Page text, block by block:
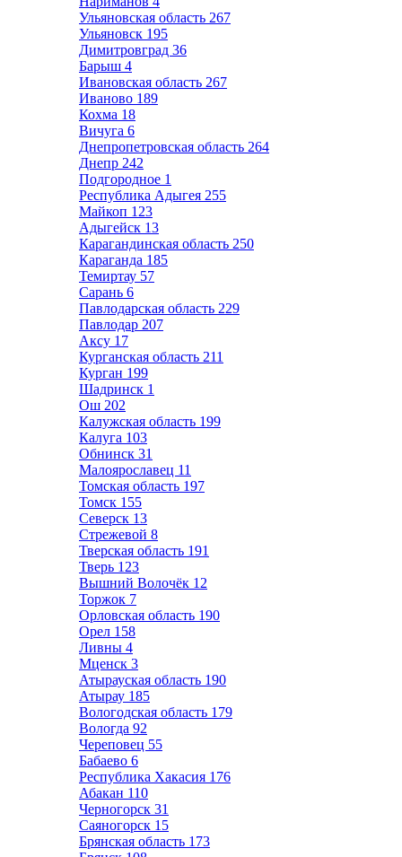
Ульяновская область 267
Ульяновск 195
Димитровград 36
Барыш 4
Ивановская область 267
Иваново 189
Кохма 18
Вичуга 6
Днепропетровская область 264
Днепр 242
Подгородное 1
Республика Адыгея 255
Майкоп 123
Адыгейск 13
Карагандинская область 250
Караганда 185
Темиртау 57
Сарань 6
Павлодарская область 229
Павлодар 207
Аксу 17
Курганская область 211
Курган 199
Шадринск 1
Ош 202
Калужская область 199
Калуга 103
Обнинск 31
Малоярославец 11
Томская область 197
Томск 155
Северск 13
Стрежевой 8
Тверская область 191
Тверь 123
Вышний Волочёк 12
Торжок 7
Орловская область 190
Орел 158
Ливны 4
Мценск 3
Атырауская область 190
Атырау 185
Вологодская область 179
Вологда 92
Череповец 55
Бабаево 6
Республика Хакасия 176
Абакан 110
Черногорск 31
Саяногорск 15
Брянская область 173